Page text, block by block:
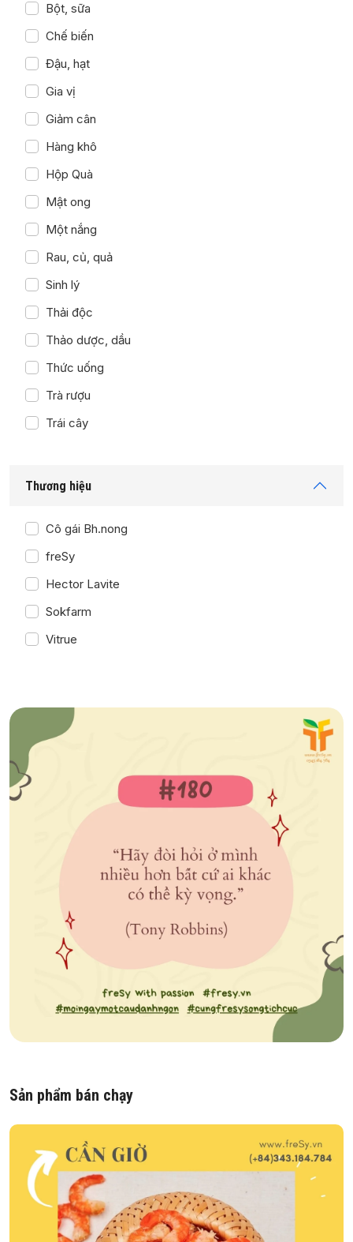
Bột, sữa
Chế biến
Đậu, hạt
Gia vị
Giảm cân
Hàng khô
Hộp Quà
Mật ong
Một nắng
Rau, củ, quả
Sinh lý
Thải độc
Thảo dược, dầu
Thức uống
Trà rượu
Trái cây
Thương hiệu
Cô gái Bh.nong
freSy
Hector Lavite
Sokfarm
Vitrue
Sản phẩm bán chạy